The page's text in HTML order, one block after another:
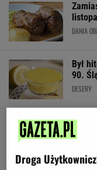
DANIA
Był
90.
DESERY
Śląski
BUŁECZKI
Droga